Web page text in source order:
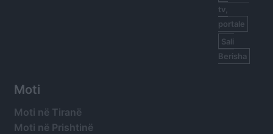
tv,
portale
Sali
Berisha
Moti
Moti në Tiranë
Moti në Prishtinë